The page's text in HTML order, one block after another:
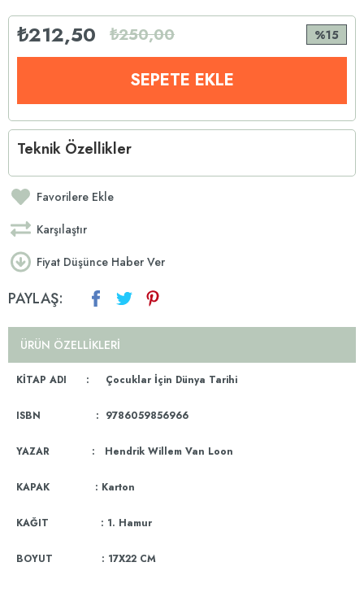
₺250,00
₺212,50 15
Teknik Özellikler
Favorilere Ekle
Karşılaştır
Fiyat Düşünce Haber Ver
PAYLAŞ:
ÜRÜN ÖZELLIKLERI
KİTAP ADI : Çocuklar İçin Dünya Tarihi
ISBN : 9786059856966
YAZAR : Hendrik Willem Van Loon
KAPAK : Karton
KAĞIT : 1. Hamur
BOYUT : 17X22 CM